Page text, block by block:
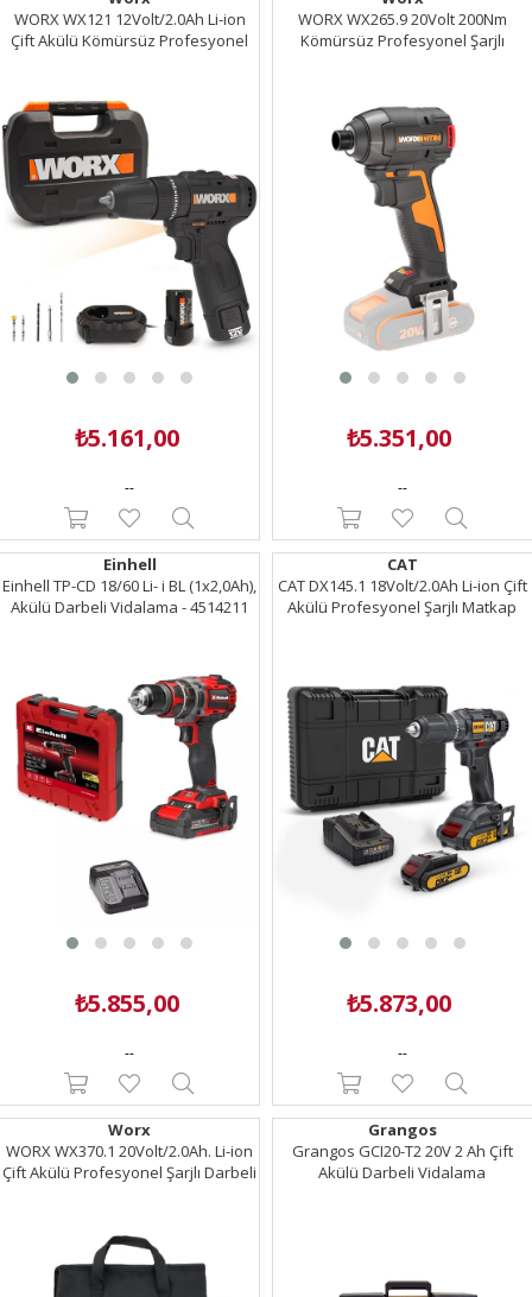
WORX WX121 12Volt/2.0Ah Li-ion
Çift Akülü Kömürsüz Profesyonel
₺5.161,00
--
WORX WX265.9 20Volt 200Nm
Kömürsüz Profesyonel Şarjlı
₺5.351,00
--
Einhell
Einhell TP-CD 18/60 Li- i BL (1x2,0Ah),
Akülü Darbeli Vidalama - 4514211
₺5.855,00
--
CAT
CAT DX145.1 18Volt/2.0Ah Li-ion Çift
Akülü Profesyonel Şarjlı Matkap
₺5.873,00
--
Worx
WORX WX370.1 20Volt/2.0Ah. Li-ion
Çift Akülü Profesyonel Şarjlı Darbeli
Grangos
Grangos GCI20-T2 20V 2 Ah Çift
Akülü Darbeli Vidalama